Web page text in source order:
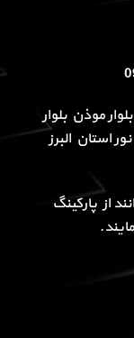
موذن بلوار
استان البرز
از پارکینگ